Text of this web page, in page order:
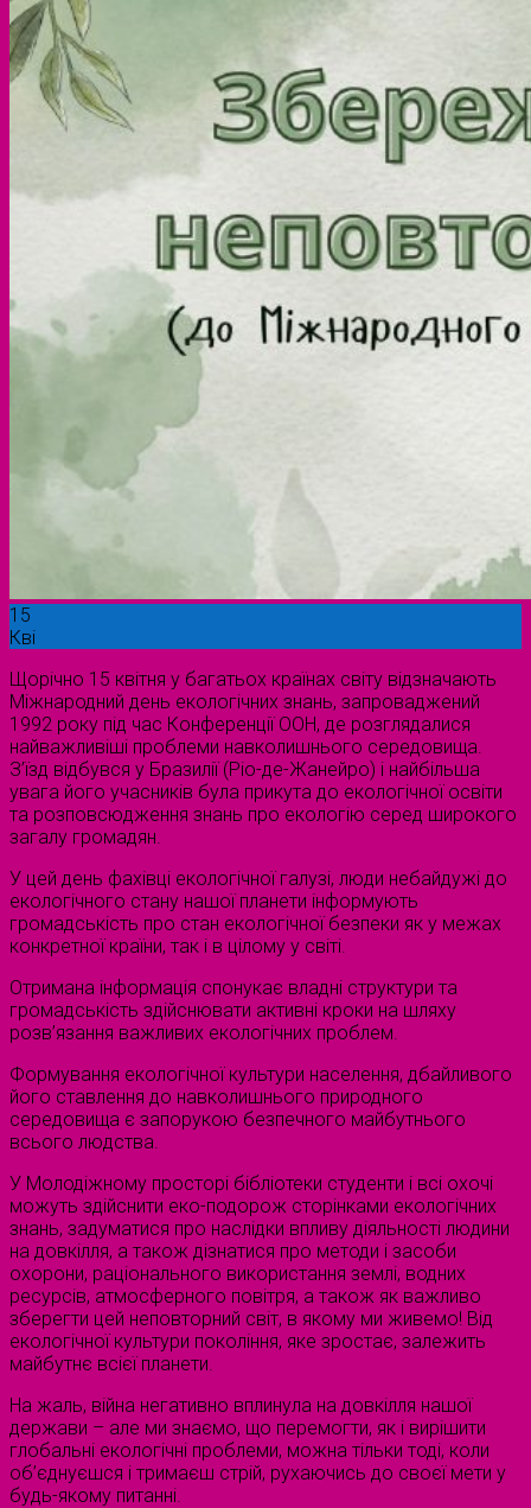
15
Кві
Щорічно 15 квітня у багатьох країнах світу відзначають
Міжнародний день екологічних знань, запроваджений
1992 року під час Конференції ООН, де розглядалися
найважливіші проблеми навколишнього середовища.
З’їзд відбувся у Бразилії (Ріо-де-Жанейро) і найбільша
увага його учасників була прикута до екологічної освіти
та розповсюдження знань про екологію серед широкого
загалу громадян.
У цей день фахівці екологічної галузі, люди небайдужі до
екологічного стану нашої планети інформують
громадськість про стан екологічної безпеки як у межах
конкретної країни, так і в цілому у світі.
Отримана інформація спонукає владні структури та
громадськість здійснювати активні кроки на шляху
розв’язання важливих екологічних проблем.
Формування екологічної культури населення, дбайливого
його ставлення до навколишнього природного
середовища є запорукою безпечного майбутнього
всього людства.
У Молодіжному просторі бібліотеки студенти і всі охочі
можуть здійснити еко-подорож сторінками екологічних
знань, задуматися про наслідки впливу діяльності людини
на довкілля, а також дізнатися про методи і засоби
охорони, раціонального використання землі, водних
ресурсів, атмосферного повітря, а також як важливо
зберегти цей неповторний світ, в якому ми живемо! Від
екологічної культури покоління, яке зростає, залежить
майбутнє всієї планети.
На жаль, війна негативно вплинула на довкілля нашої
держави – але ми знаємо, що перемогти, як і вирішити
глобальні екологічні проблеми, можна тільки тоді, коли
об’єднуєшся і тримаєш стрій, рухаючись до своєї мети у
будь-якому питанні.